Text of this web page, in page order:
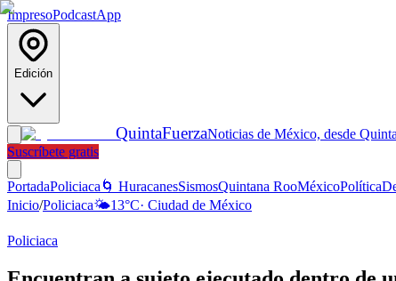
ImpresoPodcastApp
Edición
QuintaFuerzaNoticias de México, desde
Suscríbete gratis
PortadaPoliciaca 🌀 HuracanesSismosQuintana RooMéxicoPolítica
Inicio/Policiaca🌤️13°C· Ciudad de México
Policiaca